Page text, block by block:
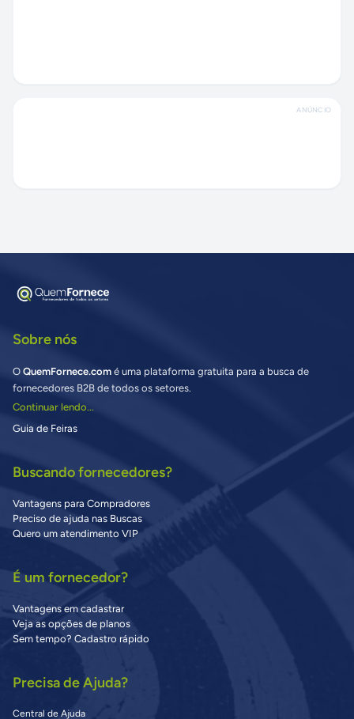
ANÚNCIO
Sobre nós
O QuemFornece.com é uma plataforma gratuita para a busca de
fornecedores B2B de todos os setores.
Continuar lendo...
Guia de Feiras
Buscando fornecedores?
Vantagens para Compradores
Preciso de ajuda nas Buscas
Quero um atendimento VIP
É um fornecedor?
Vantagens em cadastrar
Veja as opções de planos
Sem tempo? Cadastro rápido
Precisa de Ajuda?
Central de Ajuda